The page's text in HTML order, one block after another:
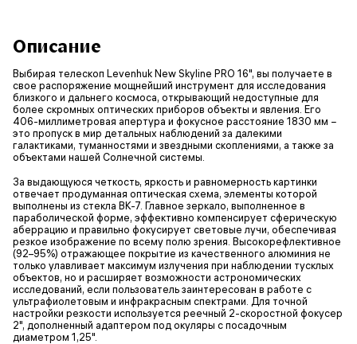
Описание
Выбирая телескоп Levenhuk New Skyline PRO 16", вы получаете в
свое распоряжение мощнейший инструмент для исследования
близкого и дальнего космоса, открывающий недоступные для
более скромных оптических приборов объекты и явления. Его
406-миллиметровая апертура и фокусное расстояние 1830 мм −
это пропуск в мир детальных наблюдений за далекими
галактиками, туманностями и звездными скоплениями, а также за
объектами нашей Солнечной системы.
За выдающуюся четкость, яркость и равномерность картинки
отвечает продуманная оптическая схема, элементы которой
выполнены из стекла BK-7. Главное зеркало, выполненное в
параболической форме, эффективно компенсирует сферическую
аберрацию и правильно фокусирует световые лучи, обеспечивая
резкое изображение по всему полю зрения. Высокорефлективное
(92–95%) отражающее покрытие из качественного алюминия не
только улавливает максимум излучения при наблюдении тусклых
объектов, но и расширяет возможности астрономических
исследований, если пользователь заинтересован в работе с
ультрафиолетовым и инфракрасным спектрами. Для точной
настройки резкости используется реечный 2-скоростной фокусер
2", дополненный адаптером под окуляры с посадочным
диаметром 1,25".